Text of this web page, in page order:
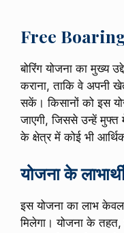
Free Boaring
बोरिंग योजना का मुख्य
कराना, ताकि वे अपनी
सकें। किसानों को इस
जाएगी, जिससे उन्हें मुफ्त
के क्षेत्र में कोई भी
योजना के
इस योजना का लाभ केवल
मिलेगा। योजना के तहत,